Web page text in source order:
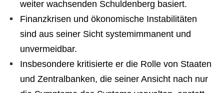
weiter wachsenden Schuldenberg basiert.
Finanzkrisen und ökonomische Instabilitäten
sind aus seiner Sicht systemimmanent und
unvermeidbar.
Insbesondere kritisierte er die Rolle von Staaten
und Zentralbanken, die seiner Ansicht nach nur